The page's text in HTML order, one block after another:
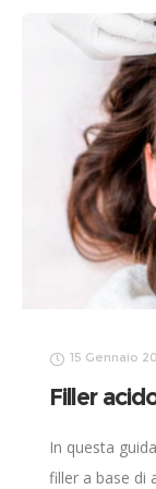
15 Gennaio
Filler
In questa
filler a base di